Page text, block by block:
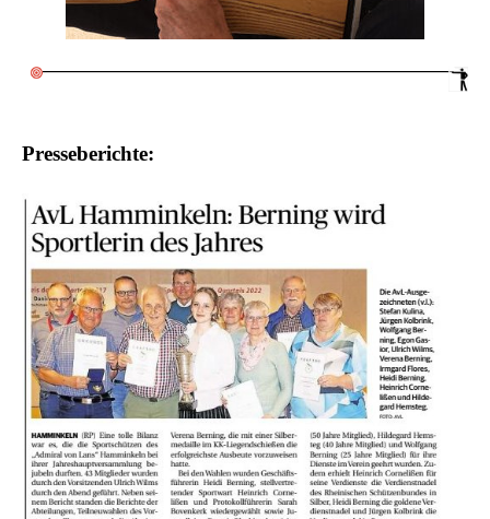
Presseberichte: